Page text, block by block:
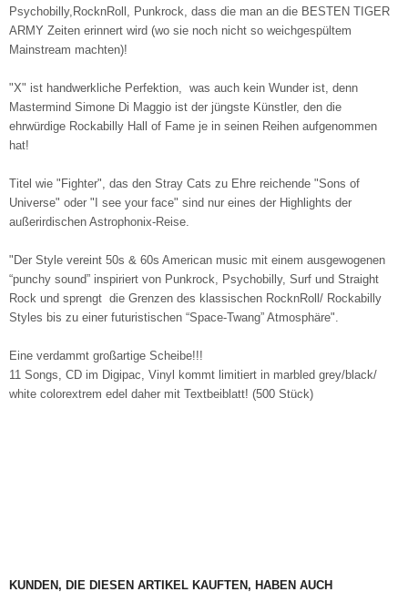
Psychobilly,RocknRoll, Punkrock, dass die man an die BESTEN TIGER
ARMY Zeiten erinnert wird (wo sie noch nicht so weichgespültem
Mainstream machten)!
"X" ist handwerkliche Perfektion, was auch kein Wunder ist, denn
Mastermind Simone Di Maggio ist der jüngste Künstler, den die
ehrwürdige Rockabilly Hall of Fame je in seinen Reihen aufgenommen
hat!
Titel wie "Fighter", das den Stray Cats zu Ehre reichende "Sons of
Universe" oder "I see your face" sind nur eines der Highlights der
außerirdischen Astrophonix-Reise.
"Der Style vereint 50s & 60s American music mit einem ausgewogenen
“punchy sound” inspiriert von Punkrock, Psychobilly, Surf und Straight
Rock und sprengt die Grenzen des klassischen RocknRoll/ Rockabilly
Styles bis zu einer futuristischen “Space-Twang” Atmosphäre".
Eine verdammt großartige Scheibe!!!
11 Songs, CD im Digipac, Vinyl kommt limitiert in marbled grey/black/
white colorextrem edel daher mit Textbeiblatt! (500 Stück)
KUNDEN, DIE DIESEN ARTIKEL KAUFTEN, HABEN AUCH